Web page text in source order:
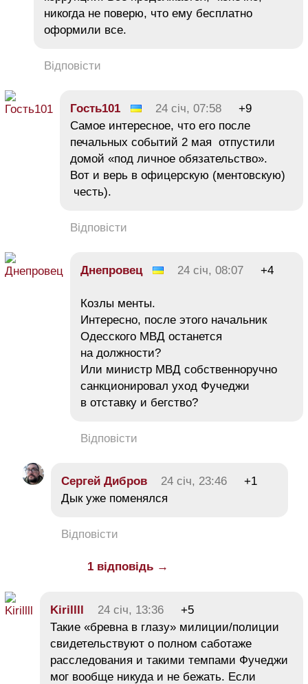
никогда не поверю, что ему бесплатно
оформили все.
Відповісти
Гость101 24 січ, 07:58
+9
Самое интересное, что его после
печальных событий 2 мая отпустили
домой «под личное обязательство».
Вот и верь в офицерскую (ментовскую)
честь).
Відповісти
Днепровец 24 січ, 08:07 +4
Козлы менты.
Интересно, после этого начальник
Одесского МВД останется
на должности?
Или министр МВД собственноручно
санкционировал уход Фучеджи
в отставку и бегство?
Відповісти
Сергей Дибров 24 січ, 23:46
+1
Дык уже поменялся
Відповісти
1 відповідь →
Kirillll 24 січ, 13:36
+5
Такие «бревна в глазу» милиции/полиции
свидетельствуют о полном саботаже
расследования и такими темпами Фучеджи
мог вообще никуда и не бежать. Если